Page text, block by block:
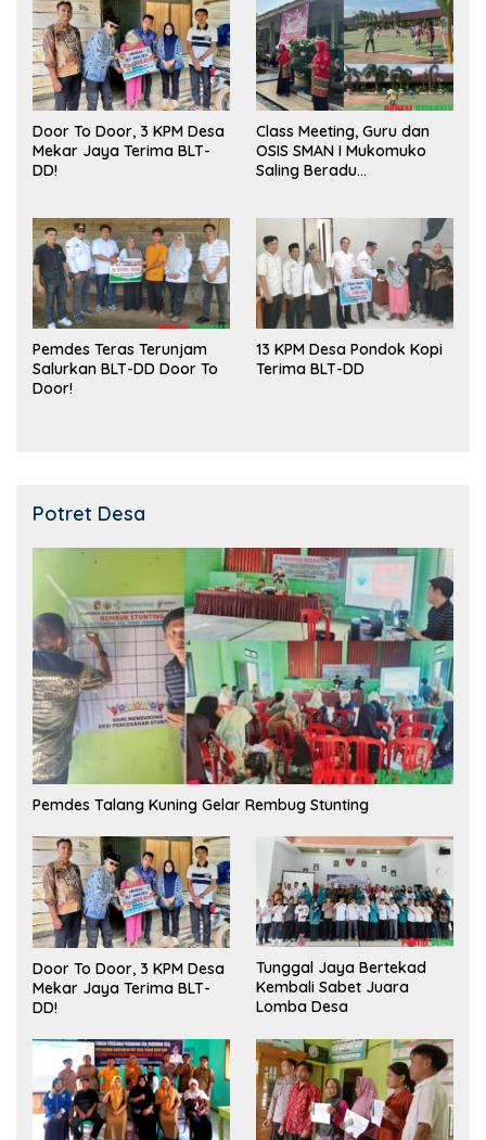
Door To Door, 3 KPM Desa
Mekar Jaya Terima BLT-
DD!
Class Meeting, Guru dan
OSIS SMAN I Mukomuko
Saling Beradu
Pemdes Teras Terunjam
Salurkan BLT-DD Door To
Door!
13 KPM Desa Pondok Kopi
Terima BLT-DD
Potret Desa
Pemdes Talang Kuning Gelar Rembug Stunting
Door To Door, 3 KPM Desa
Mekar Jaya Terima BLT-
DD!
Tunggal Jaya Bertekad
Kembali Sabet Juara
Lomba Desa